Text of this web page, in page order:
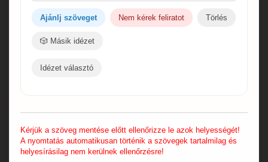
Ajánlj szöveget Nem kérek feliratot Törlés
🎲 Másik idézet
Idézet választó
Kérjük a szöveg mentése előtt ellenőrizze le azok helyességét!
A nyomtatás automatikusan történik a szövegek tartalmilag és
helyesírásilag nem kerülnek ellenőrzésre!